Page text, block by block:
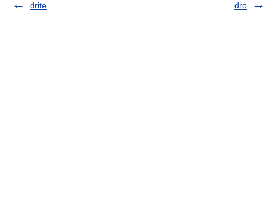
drite
dro